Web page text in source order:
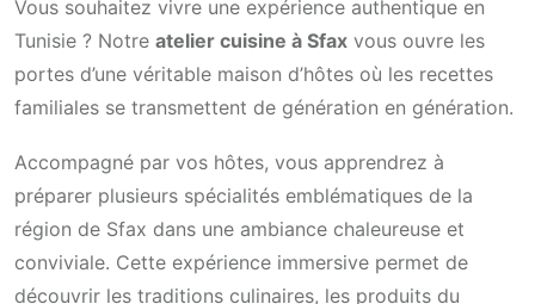
Vous souhaitez vivre une expérience authentique en
Tunisie ? Notre atelier cuisine à Sfax vous ouvre les
portes d’une véritable maison d’hôtes où les recettes
familiales se transmettent de génération en génération.
Accompagné par vos hôtes, vous apprendrez à
préparer plusieurs spécialités emblématiques de la
région de Sfax dans une ambiance chaleureuse et
conviviale. Cette expérience immersive permet de
découvrir les traditions culinaires, les produits du